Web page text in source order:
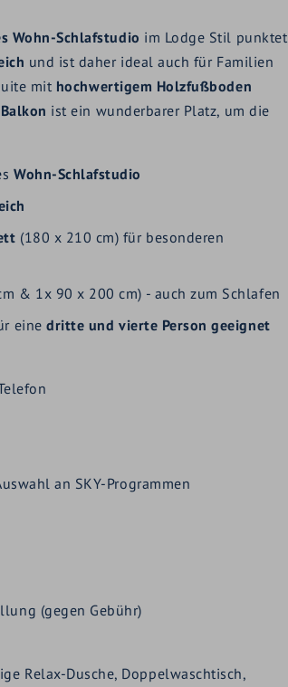
Wohn-Schlafstudio im Lodge Stil punktet
und ist daher ideal auch für Familien
mit hochwertigem Holzfußboden
Balkon ist ein wunderbarer Platz, um die
Wohn-Schlafstudio
(180 x 210 cm) für besonderen
& 1x 90 x 200 cm) - auch zum Schlafen
einedritte und vierte Person geeignet
an SKY-Programmen
(gegen Gebühr)
Relax-Dusche, Doppelwaschtisch,